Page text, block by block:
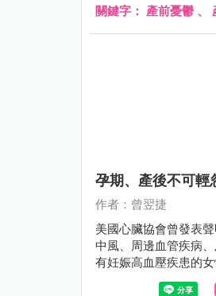
關鍵字： 產前憂鬱 、
孕期、產後不可輕
作者：曾翌捷
美國心臟協會曾發表
中風、周邊血管疾病
有妊娠高血壓疾患的